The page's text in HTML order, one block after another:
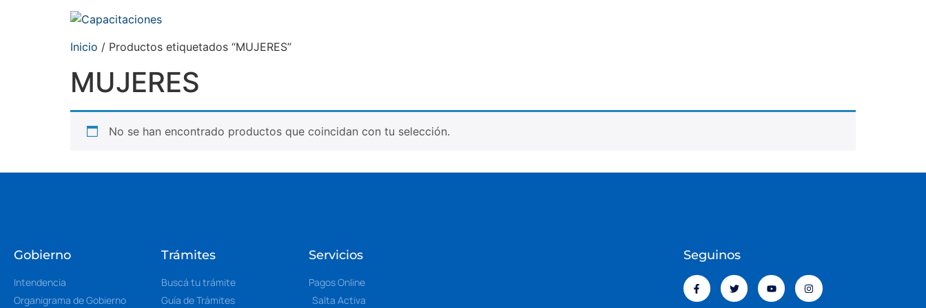
Inicio / Productos etiquetados “MUJERES”
MUJERES
No se han encontrado productos que coincidan con tu selección.
Gobierno
Intendencia
Organigrama de Gobierno
Trámites
Buscá tu trámite
Guía de Trámites
Servicios
Pagos Online
Salta Activa
Seguinos